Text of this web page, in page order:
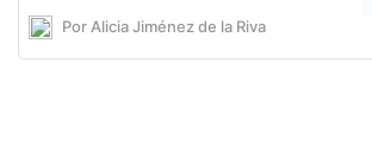
Por Alicia Jiménez de la Riva